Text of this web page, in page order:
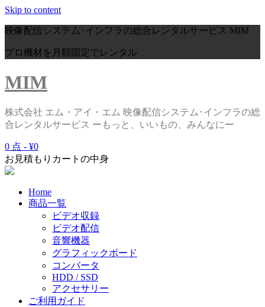
Skip to content
映像配信システム･インフラの総合レンタルサービス MIM
プロ機材を月額固定でレンタル
MIM
株式会社 エム・アイ・エム 映像配信システム･インフラの総
合レンタルサービス ーもっと、いいもの、みんなにー
0 点 - ¥0
お見積もりカートの中身
Home
商品一覧
ビデオ収録
ビデオ配信
音響機器
グラフィックボード
コンバータ
HDD / SSD
アクセサリー
ご利用ガイド